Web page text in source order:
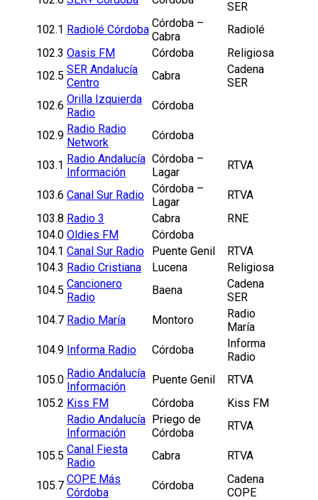
SER
102.1 Radiolé Córdoba Córdoba –
Cabra
Radiolé
102.3 Oasis FM Córdoba
Religiosa
102.5 SER Andalucía
Centro
Cabra
Cadena
SER
102.6 Orilla Izquierda
Radio
Córdoba
102.9 Radio Radio
Network
Córdoba
103.1 Radio Andalucía
Información
Córdoba –
Lagar
RTVA
103.6 Canal Sur Radio Córdoba –
Lagar
RTVA
103.8 Radio 3 Cabra
RNE
104.0 Oldies FM
Córdoba
104.1 Canal Sur Radio Puente Genil
RTVA
104.3 Radio Cristiana Lucena
Religiosa
104.5 Cancionero
Radio
Baena
Cadena
SER
104.7 Radio María Montoro
Radio
María
104.9 Informa Radio Córdoba
Informa
Radio
105.0 Radio Andalucía
Información
Puente Genil
RTVA
105.2 Kiss FM Córdoba
Kiss FM
Radio Andalucía
Información
Priego de
Córdoba
RTVA
105.5 Canal Fiesta
Radio
Cabra RTVA
105.7 COPE Más
Córdoba
Córdoba
Cadena
COPE